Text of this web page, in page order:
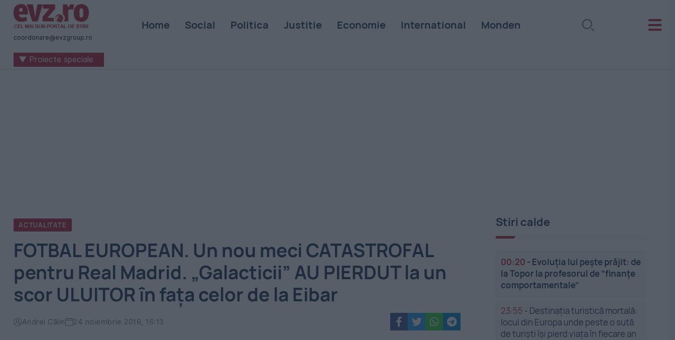
Știri
naționale
internaționale
coordonare@evzgroup.ro
Home Social Politica Justitie Economie International Monden
▼ Proiecte speciale
ACTUALITATE
FOTBAL EUROPEAN. Un nou meci CATASTROFAL
pentru Real Madrid. „Galacticii” AU PIERDUT la un
scor ULUITOR în fața celor de la Eibar
Andrei Călin 24 noiembrie 2018, 16:13
Stiri calde
00:20 - Evoluția lui pește prăjit: de
la Topor la profesorul de ”finanțe
comportamentale”
23:55 - Destinația turistică mortală:
locul din Europa unde peste o sută
de turiști își pierd viața în fiecare an